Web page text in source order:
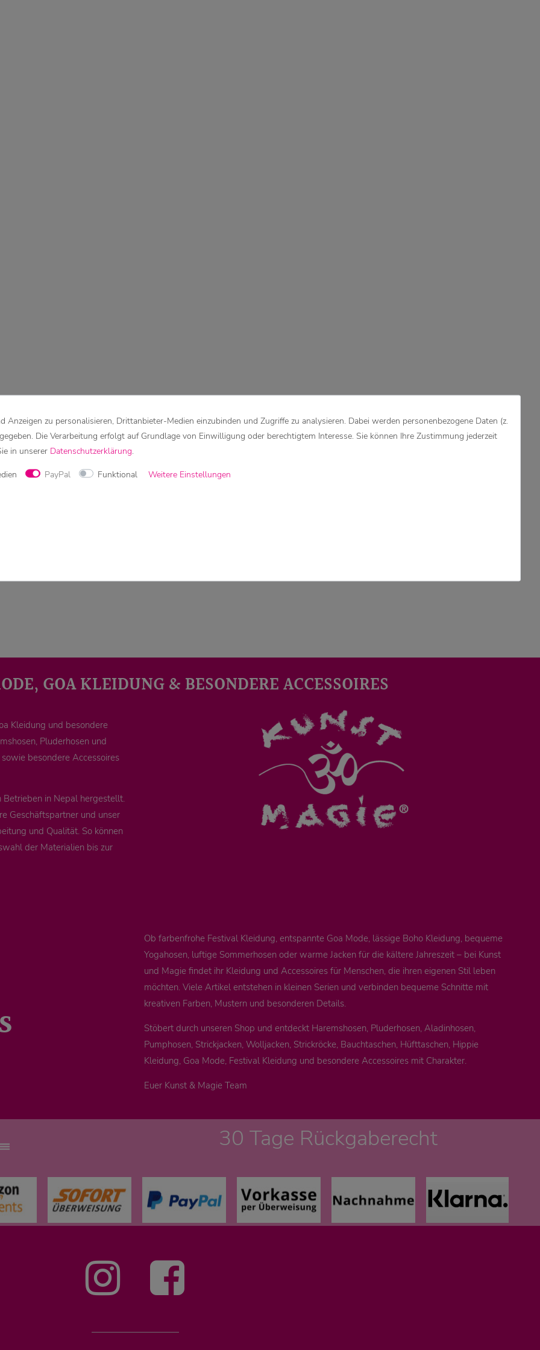
GOA KLEIDUNG & BESONDERE ACCESSOIRES
Kleidung und besondere
Pluderhosen und
besondere Accessoires
in Nepal hergestellt.
Geschäftspartner und unser
und Qualität. So können
der Materialien bis zur
Ob farbenfrohe Festival Kleidung, entspannte Goa Mode, lässige Boho Kleidung, bequeme
Yogahosen, luftige Sommerhosen oder warme Jacken für die kältere Jahreszeit – bei Kunst
und Magie findet ihr Kleidung und Accessoires für Menschen, die ihren eigenen Stil leben
möchten. Viele Artikel entstehen in kleinen Serien und verbinden bequeme Schnitte mit
kreativen Farben, Mustern und besonderen Details.
Stöbert durch unseren Shop und entdeckt Haremshosen, Pluderhosen, Aladinhosen,
Pumphosen, Strickjacken, Wolljacken, Strickröcke, Bauchtaschen, Hüfttaschen, Hippie
Kleidung, Goa Mode, Festival Kleidung und besondere Accessoires mit Charakter.
Euer Kunst & Magie Team
30 Tage Rückgaberecht
zu personalisieren, Drittanbieter-Medien einzubinden und Zugriffe zu analysieren. Dabei werden personenbezogene Daten (z.
Die Verarbeitung erfolgt auf Grundlage von Einwilligung oder berechtigtem Interesse. Sie können Ihre Zustimmung jederzeit
in unserer Daten­schutz­erklärung.
PayPal Funktional Weitere Einstellungen